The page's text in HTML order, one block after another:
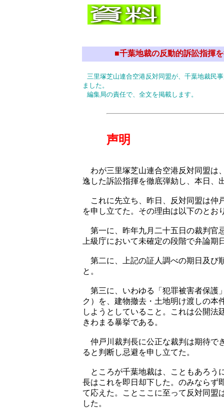
■千葉地裁の反動的訴訟指揮
三里塚芝山連合空港反対同盟が、千葉地裁民
ました。
編集局の責任で、全文を掲載します。
声明
わが三里塚芝山連合空港反対同盟は
逸した訴訟指揮を徹底弾劾し、本日、
これに先立ち、昨日、反対同盟は仲
を申し立てた。その理由は以下のとお
第一に、昨年九月二十五日の裁判官
上級庁において未確定の段階で弁論期
第二に、上記の証人調べの期日及び
と。
第三に、いわゆる「犯罪被害者保護
ク）を、建物撤去・土地明け渡しの本
しようとしていること。これは公開法
きわまる暴挙である。
仲戸川裁判長に公正な裁判は期待で
ると判断し忌避を申し立てた。
ところが千葉地裁は、こともあろう
長はこれを即日却下した。のみならず
て応えた。ことここに至って反対同盟
した。